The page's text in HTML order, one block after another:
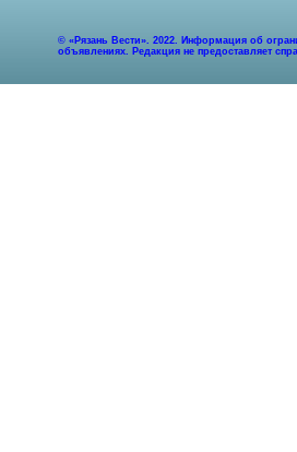
© «Рязань Вести». 2022. Информация об
объявлениях. Редакция не предоставляет